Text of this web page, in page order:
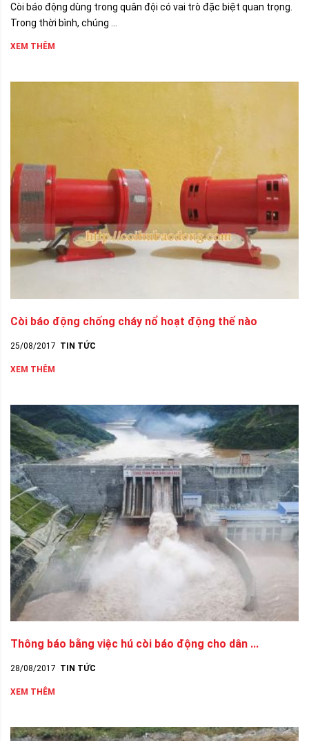
Còi báo động dùng trong quân đội có vai trò đặc biệt quan trọng.
Trong thời bình, chúng ...
XEM THÊM
Còi báo động chống cháy nổ hoạt động thế nào
25/08/2017 TIN TỨC
XEM THÊM
Thông báo bằng việc hú còi báo động cho dân ...
28/08/2017 TIN TỨC
XEM THÊM